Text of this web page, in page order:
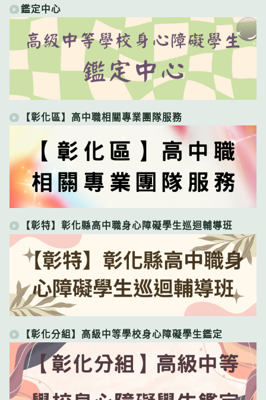
鑑定中心
【彰化區】高中職相關專業團隊服務
【彰特】彰化縣高中職身心障礙學生巡迴輔導班
【彰化分組】高級中等學校身心障礙學生鑑定